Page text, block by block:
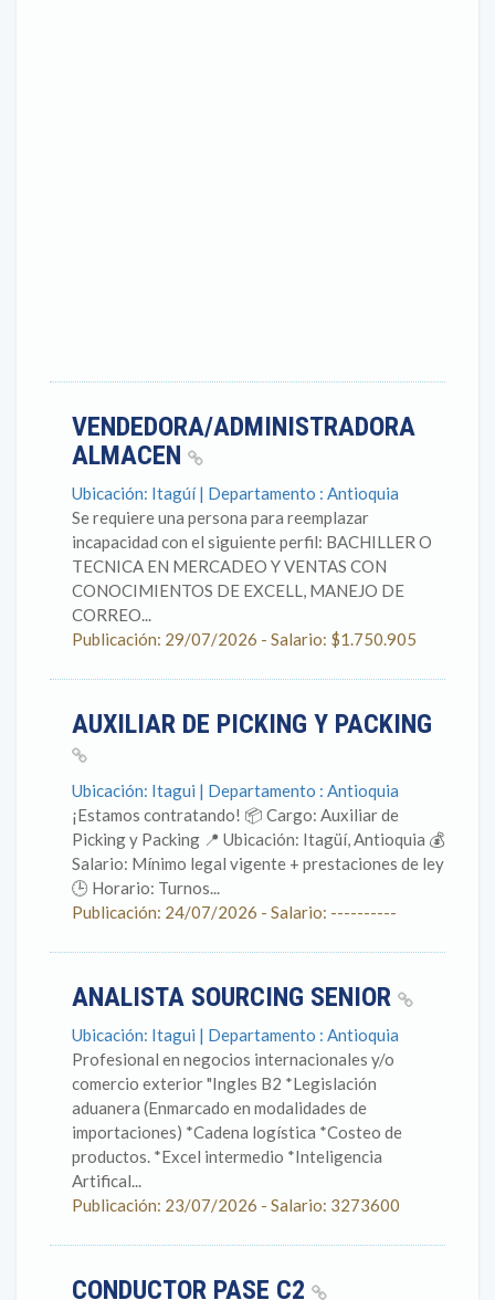
VENDEDORA/ADMINISTRADORA
ALMACEN
Ubicación: Itagúí | Departamento : Antioquia
Se requiere una persona para reemplazar
incapacidad con el siguiente perfil: BACHILLER O
TECNICA EN MERCADEO Y VENTAS CON
CONOCIMIENTOS DE EXCELL, MANEJO DE
CORREO...
Publicación: 29/07/2026 - Salario: $1.750.905
AUXILIAR DE PICKING Y PACKING
Ubicación: Itagui | Departamento : Antioquia
¡Estamos contratando! 📦 Cargo: Auxiliar de
Picking y Packing 📍 Ubicación: Itagüí, Antioquia 💰
Salario: Mínimo legal vigente + prestaciones de ley
🕒 Horario: Turnos...
Publicación: 24/07/2026 - Salario: ----------
ANALISTA SOURCING SENIOR
Ubicación: Itagui | Departamento : Antioquia
Profesional en negocios internacionales y/o
comercio exterior "Ingles B2 *Legislación
aduanera (Enmarcado en modalidades de
importaciones) *Cadena logística *Costeo de
productos. *Excel intermedio *Inteligencia
Artifical...
Publicación: 23/07/2026 - Salario: 3273600
CONDUCTOR PASE C2